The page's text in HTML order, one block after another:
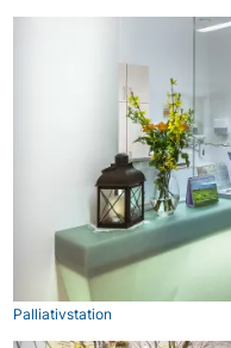
Palliativstation